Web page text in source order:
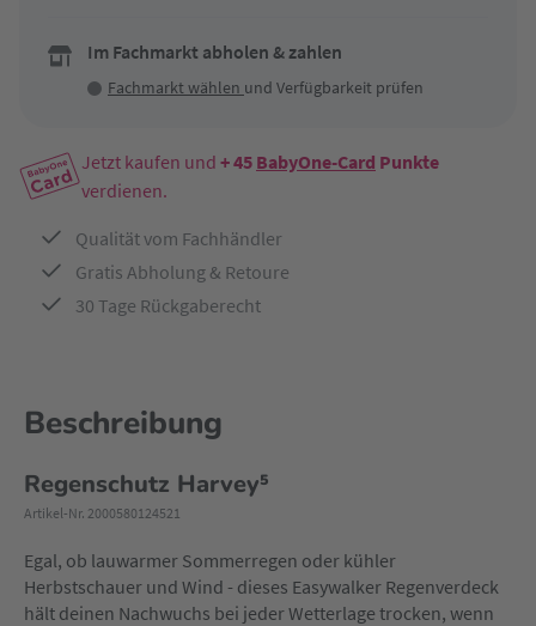
Im Fachmarkt abholen & zahlen
Fachmarkt wählen und Verfügbarkeit prüfen
Jetzt kaufen und + 45 BabyOne-Card Punkte
verdienen.
Qualität vom Fachhändler
Gratis Abholung & Retoure
30 Tage Rückgaberecht
Beschreibung
Regenschutz Harvey⁵
Artikel-Nr. 2000580124521
Egal, ob lauwarmer Sommerregen oder kühler
Herbstschauer und Wind - dieses Easywalker Regenverdeck
hält deinen Nachwuchs bei jeder Wetterlage trocken, wenn